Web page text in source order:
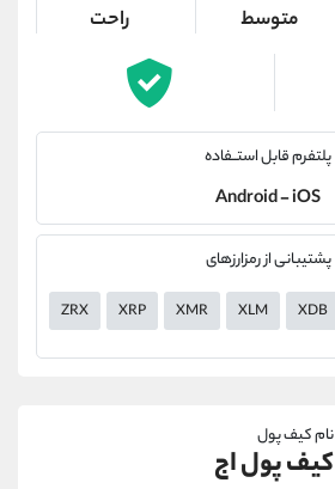
متوسط راحت
پلتفرم قابل استــفاده
Android - iOS
پشتیبانی از رمزارزهای
ZRX XRP XMR XLM XDB
نام کیف پول
کیف پول اج